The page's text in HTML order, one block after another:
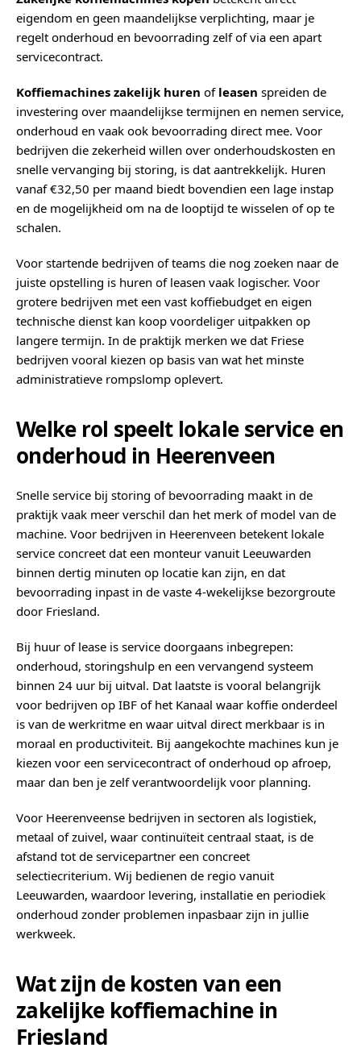
eigendom en geen maandelijkse verplichting, maar je
regelt onderhoud en bevoorrading zelf of via een apart
servicecontract.
Koffiemachines zakelijk huren of leasen spreiden de
investering over maandelijkse termijnen en nemen service,
onderhoud en vaak ook bevoorrading direct mee. Voor
bedrijven die zekerheid willen over onderhoudskosten en
snelle vervanging bij storing, is dat aantrekkelijk. Huren
vanaf €32,50 per maand biedt bovendien een lage instap
en de mogelijkheid om na de looptijd te wisselen of op te
schalen.
Voor startende bedrijven of teams die nog zoeken naar de
juiste opstelling is huren of leasen vaak logischer. Voor
grotere bedrijven met een vast koffiebudget en eigen
technische dienst kan koop voordeliger uitpakken op
langere termijn. In de praktijk merken we dat Friese
bedrijven vooral kiezen op basis van wat het minste
administratieve rompslomp oplevert.
Welke rol speelt lokale service en
onderhoud in Heerenveen
Snelle service bij storing of bevoorrading maakt in de
praktijk vaak meer verschil dan het merk of model van de
machine. Voor bedrijven in Heerenveen betekent lokale
service concreet dat een monteur vanuit Leeuwarden
binnen dertig minuten op locatie kan zijn, en dat
bevoorrading inpast in de vaste 4-wekelijkse bezorgroute
door Friesland.
Bij huur of lease is service doorgaans inbegrepen:
onderhoud, storingshulp en een vervangend systeem
binnen 24 uur bij uitval. Dat laatste is vooral belangrijk
voor bedrijven op IBF of het Kanaal waar koffie onderdeel
is van de werkritme en waar uitval direct merkbaar is in
moraal en productiviteit. Bij aangekochte machines kun je
kiezen voor een servicecontract of onderhoud op afroep,
maar dan ben je zelf verantwoordelijk voor planning.
Voor Heerenveense bedrijven in sectoren als logistiek,
metaal of zuivel, waar continuïteit centraal staat, is de
afstand tot de servicepartner een concreet
selectiecriterium. Wij bedienen de regio vanuit
Leeuwarden, waardoor levering, installatie en periodiek
onderhoud zonder problemen inpasbaar zijn in jullie
werkweek.
Wat zijn de kosten van een
zakelijke koffiemachine in
Friesland